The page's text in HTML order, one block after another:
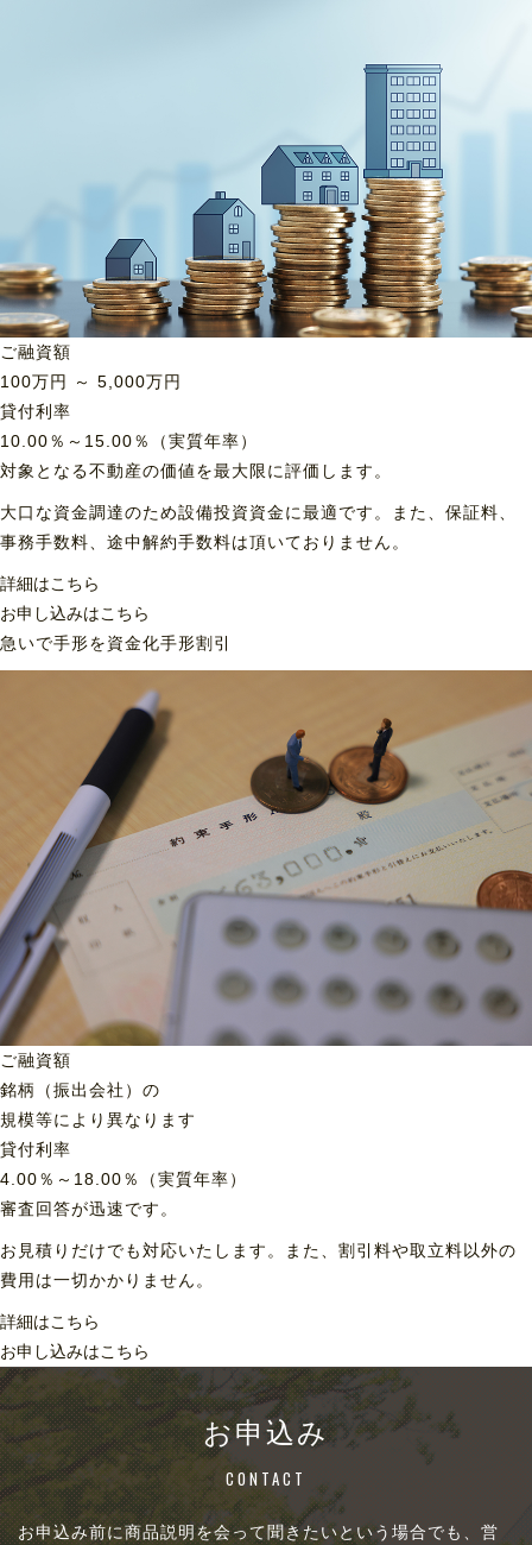
ご融資額
100万円 ～ 5,000万円
貸付利率
10.00％～15.00％（実質年率）
対象となる不動産の価値を最大限に評価します。
大口な資金調達のため設備投資資金に最適です。また、保証料、
事務手数料、途中解約手数料は頂いておりません。
詳細はこちら
お申し込みはこちら
急いで手形を資金化手形割引
ご融資額
銘柄（振出会社）の
規模等により異なります
貸付利率
4.00％～18.00％（実質年率）
審査回答が迅速です。
お見積りだけでも対応いたします。また、割引料や取立料以外の
費用は一切かかりません。
詳細はこちら
お申し込みはこちら
お申込み
CONTACT
お申込み前に商品説明を会って聞きたいという場合でも、営